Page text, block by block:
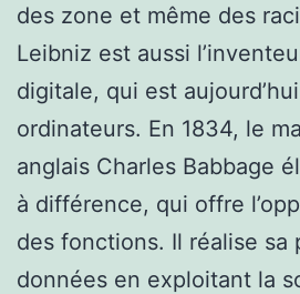
des zone et même des
Leibniz est aussi
digitale, qui est
ordinateurs. En 1834, le
anglais Charles Babbage
à différence, qui offre
des fonctions. Il réalise sa
données en exploitant la